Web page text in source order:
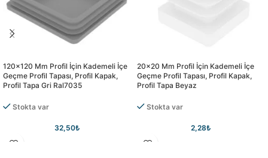
120×120 Mm Profil İçin Kademeli İçe
Geçme Profil Tapası, Profil Kapak,
Profil Tapa Gri Ral7035
Stokta var
32,50₺
20×20 Mm Profil İçin Kademeli İçe
Geçme Profil Tapası, Profil Kapak,
Profil Tapa Beyaz
Stokta var
2,28₺